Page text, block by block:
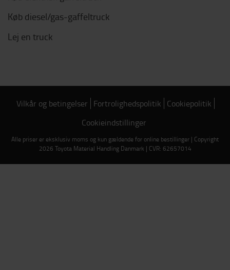
Køb diesel/gas-gaffeltruck
Lej en truck
Vilkår og betingelser Fortrolighedspolitik Cookiepolitik
Cookieindstillinger
Alle priser er eksklusiv moms og kun gældende for online bestillinger | Copyright
2026 Toyota Material Handling Danmark | CVR: 62657014